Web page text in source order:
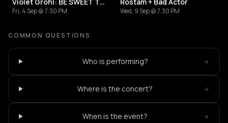
Fri, 4 Sep @ 7:30 PM Wed, 9 Sep @ 7:30 PM
COMMON QUESTIONS
Who is performing? +
Where is the concert? +
When is the event? +